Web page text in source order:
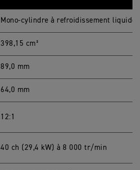
Mono-cylindre à refroidissement liquide,
398,15 cm³
89,0 mm
64,0 mm
12:1
40 ch (29,4 kW) à 8 000 tr/min